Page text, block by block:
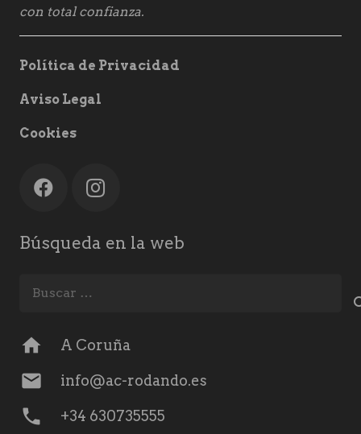
con total confianza.
Política de Privacidad
Aviso Legal
Cookies
Búsqueda en la web
home A Coruña
mail info@ac-rodando.es
phone +34 630735555